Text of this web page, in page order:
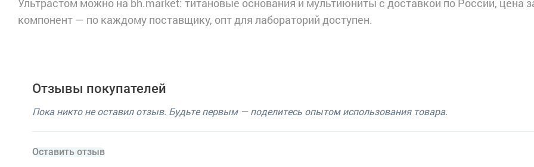
Ультрастом можно на bh.market: титановые основания и мультиюниты с доставкой по России, цена
компонент — по каждому поставщику, опт для лабораторий доступен.
Отзывы покупателей
Пока никто не оставил отзыв. Будьте первым — поделитесь опытом использования товара.
Оставить отзыв